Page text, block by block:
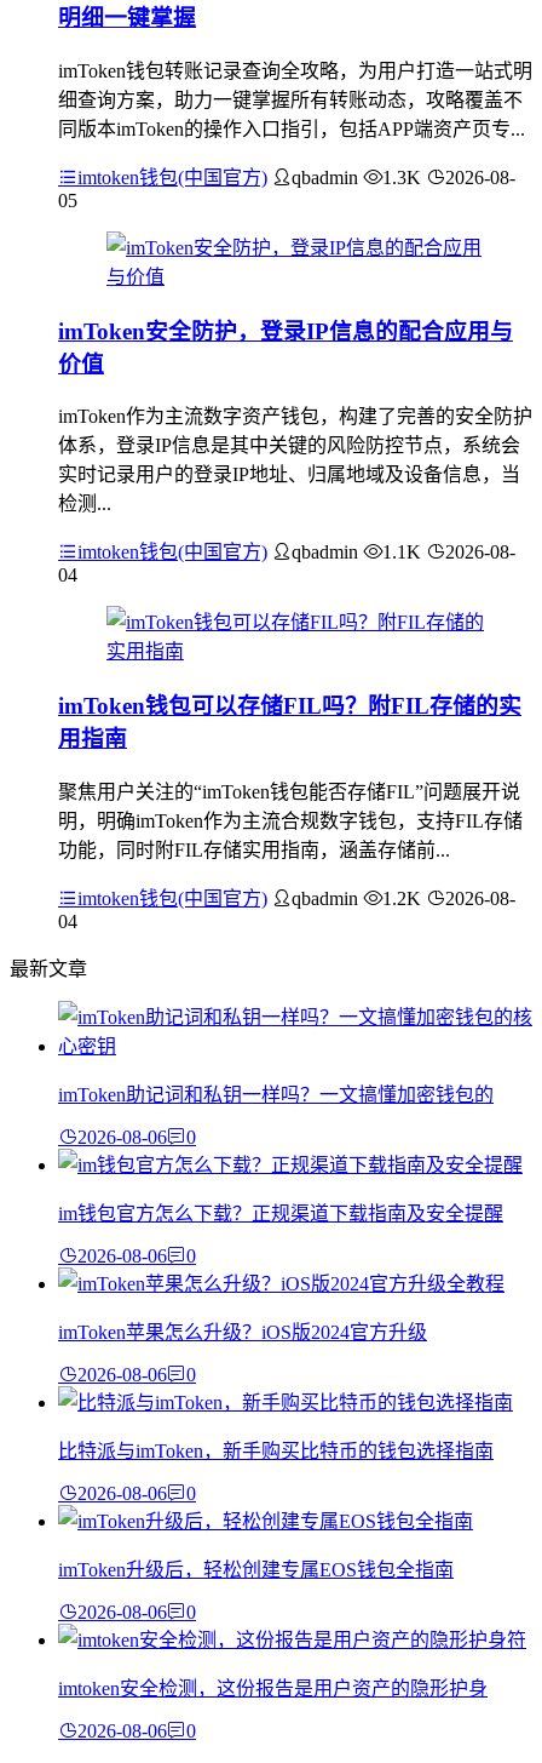
明细一键掌握
imToken钱包转账记录查询全攻略，为用户打造一站式明
细查询方案，助力一键掌握所有转账动态，攻略覆盖不
同版本imToken的操作入口指引，包括APP端资产页专...
imtoken钱包(中国官方) qbadmin 1.3K
2026-08-
05
imToken安全防护，登录IP信息的配合应用与
价值
imToken作为主流数字资产钱包，构建了完善的安全防护
体系，登录IP信息是其中关键的风险防控节点，系统会
实时记录用户的登录IP地址、归属地域及设备信息，当
检测...
imtoken钱包(中国官方) qbadmin 1.1K
2026-08-
04
imToken钱包可以存储FIL吗？附FIL存储的实
用指南
聚焦用户关注的“imToken钱包能否存储FIL”问题展开说
明，明确imToken作为主流合规数字钱包，支持FIL存储
功能，同时附FIL存储实用指南，涵盖存储前...
imtoken钱包(中国官方) qbadmin 1.2K
2026-08-
04
最新文章
imToken助记词和私钥一样吗？一文搞懂加密钱包的
2026-08-06 0
im钱包官方怎么下载？正规渠道下载指南及安全提醒
2026-08-06 0
imToken苹果怎么升级？iOS版2024官方升级
2026-08-06 0
比特派与imToken，新手购买比特币的钱包选择指南
2026-08-06 0
imToken升级后，轻松创建专属EOS钱包全指南
2026-08-06 0
imtoken安全检测，这份报告是用户资产的隐形护身
2026-08-06 0